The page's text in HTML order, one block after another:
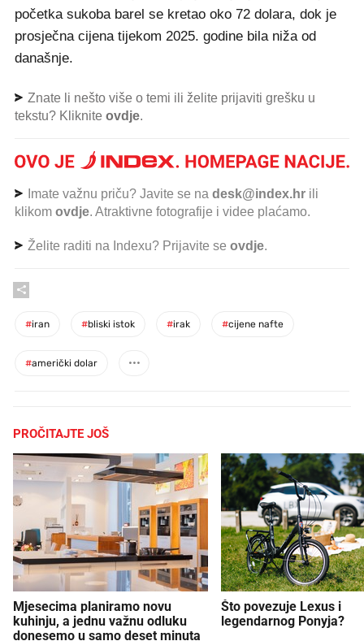
početka sukoba barel se kretao oko 72 dolara, dok je
prosječna cijena tijekom 2025. godine bila niža od
današnje.
Znate li nešto više o temi ili želite prijaviti grešku u
tekstu? Kliknite ovdje.
Imate važnu priču? Javite se na desk@index.hr ili
klikom ovdje. Atraktivne fotografije i videe plaćamo.
Želite raditi na Indexu? Prijavite se ovdje.
#iran #bliski istok #irak #cijene nafte
#američki dolar
PROČITAJTE JOŠ
Mjesecima planiramo novu
kuhinju, a jednu važnu odluku
donesemo u samo deset minuta
Što povezuje Lexus i
legendarnog Ponyja?